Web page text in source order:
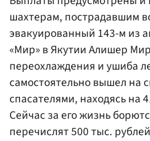
шахтерам, пострадавшим
эвакуированный 143-м из
«Мир» в Якутии Алишер
переохлаждения и ушиба
самостоятельно вышел на
спасателями, находясь на
Сейчас за его жизнь
перечислят 500 тыс.